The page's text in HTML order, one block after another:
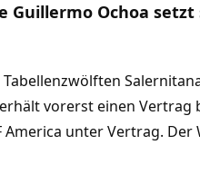
Guillermo Ochoa
vorerst einen Vertrag
unter Vertrag.